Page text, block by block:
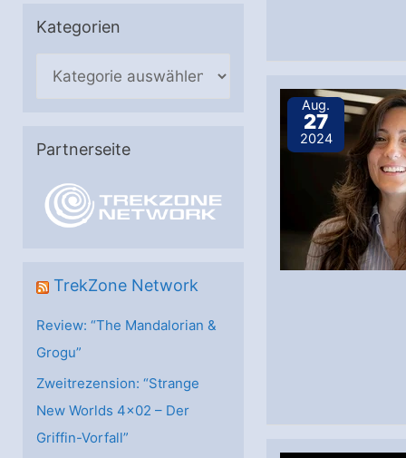
Kategorien
e
e
Partnerseite
TrekZone Network
Review: “The Mandalorian &
Grogu”
Zweitrezension: “Strange
New Worlds 4×02 – Der
Griffin-Vorfall”
Aug.
27
2024